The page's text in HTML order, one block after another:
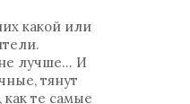
какой или
лучше… И
тянут
как те самые